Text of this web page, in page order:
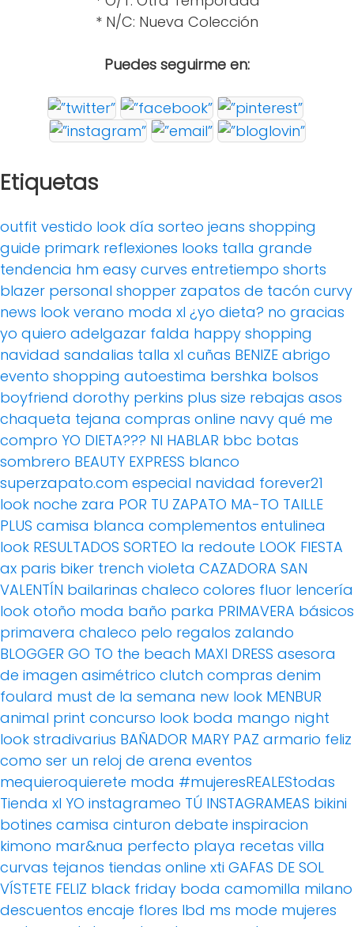
* N/C: Nueva Colección
Puedes seguirme en:
Etiquetas
outfit vestido look día sorteo jeans shopping
guide primark reflexiones looks talla grande
tendencia hm easy curves entretiempo shorts
blazer personal shopper zapatos de tacón curvy
news look verano moda xl ¿yo dieta? no gracias
yo quiero adelgazar falda happy shopping
navidad sandalias talla xl cuñas BENIZE abrigo
evento shopping autoestima bershka bolsos
boyfriend dorothy perkins plus size rebajas asos
chaqueta tejana compras online navy qué me
compro YO DIETA??? NI HABLAR bbc botas
sombrero BEAUTY EXPRESS blanco
superzapato.com especial navidad forever21
look noche zara POR TU ZAPATO MA-TO TAILLE
PLUS camisa blanca complementos entulinea
look RESULTADOS SORTEO la redoute LOOK FIESTA
ax paris biker trench violeta CAZADORA SAN
VALENTÍN bailarinas chaleco colores fluor lencería
look otoño moda baño parka PRIMAVERA básicos
primavera chaleco pelo regalos zalando
BLOGGER GO TO the beach MAXI DRESS asesora
de imagen asimétrico clutch compras denim
foulard must de la semana new look MENBUR
animal print concurso look boda mango night
look stradivarius BAÑADOR MARY PAZ armario feliz
como ser un reloj de arena eventos
mequieroquierete moda #mujeresREALEStodas
Tienda xl YO instagrameo TÚ INSTAGRAMEAS bikini
botines camisa cinturon debate inspiracion
kimono mar&nua perfecto playa recetas villa
curvas tejanos tiendas online xti GAFAS DE SOL
VÍSTETE FELIZ black friday boda camomilla milano
descuentos encaje flores lbd ms mode mujeres